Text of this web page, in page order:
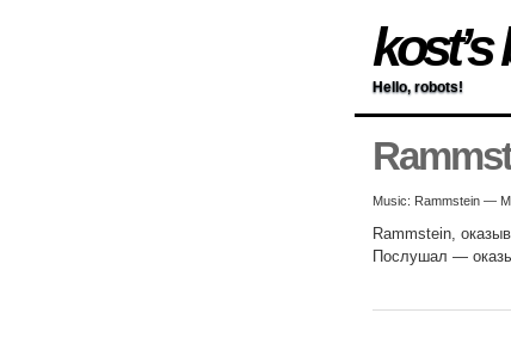
kost’s
Hello, robots!
Music: Rammstein —
Rammstein,
Послушал —